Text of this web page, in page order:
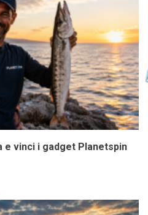
e vinci i gadget Planetspin